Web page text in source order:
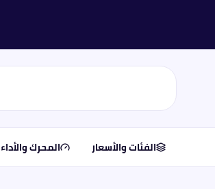
الفئات والأسعار المحرك والأداء